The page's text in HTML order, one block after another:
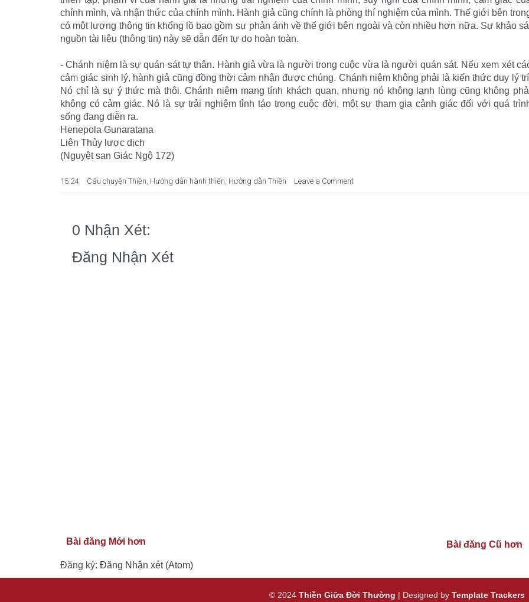
chính mình, và nhận thức của chính mình. Hành giả cũng chính là phòng thí nghiệm của mình. Thế giới bên
có một lượng thông tin khổng lồ bao gồm sự phản ánh về thế giới bên ngoài và còn nhiều hơn nữa. Sự khảo
nguồn tài liệu (thông tin) này sẽ dẫn đến tự do hoàn toàn.
- Chánh niệm là sự quán sát tự thân. Hành giả vừa là người trong cuộc vừa là người quán sát. Nếu xem xét
cảm giác sinh lý, hành giả cũng đồng thời cảm nhận được chúng. Chánh niệm không phải là kiến thức duy lý
Nó chỉ là sự ý thức mà thôi. Chánh niệm mang tính khách quan, nhưng nó không lạnh lùng cũng không
không có cảm giác. Nó là sự trải nghiệm tỉnh táo trong cuộc đời, một sự tham gia cảnh giác đối với quá
sống đang diễn ra.
Henepola Gunaratana
Liên Thủy lược dịch
(Nguyệt san Giác Ngộ 172)
15:24 Câu chuyện Thiền, Hướng dẫn hành thiền, Hướng dẫn Thiền Leave a Comment
0 Nhận Xét:
Đăng Nhận Xét
Bài đăng Mới hơn Bài đăng Cũ hơn
Đăng ký: Đăng Nhận xét (Atom)
© 2024 Thiền Giữa Đời Thường | Designed by Template Trackers